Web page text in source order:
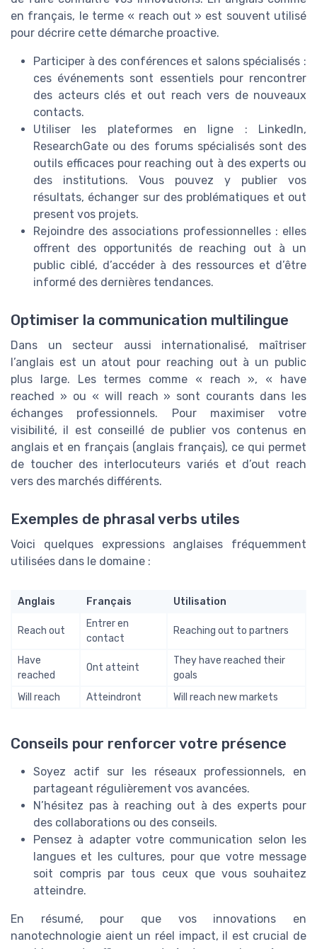
en français, le terme « reach out » est souvent utilisé
pour décrire cette démarche proactive.
Participer à des conférences et salons spécialisés :
ces événements sont essentiels pour rencontrer
des acteurs clés et out reach vers de nouveaux
contacts.
Utiliser les plateformes en ligne : LinkedIn,
ResearchGate ou des forums spécialisés sont des
outils efficaces pour reaching out à des experts ou
des institutions. Vous pouvez y publier vos
résultats, échanger sur des problématiques et out
present vos projets.
Rejoindre des associations professionnelles : elles
offrent des opportunités de reaching out à un
public ciblé, d’accéder à des ressources et d’être
informé des dernières tendances.
Optimiser la communication multilingue
Dans un secteur aussi internationalisé, maîtriser
l’anglais est un atout pour reaching out à un public
plus large. Les termes comme « reach », « have
reached » ou « will reach » sont courants dans les
échanges professionnels. Pour maximiser votre
visibilité, il est conseillé de publier vos contenus en
anglais et en français (anglais français), ce qui permet
de toucher des interlocuteurs variés et d’out reach
vers des marchés différents.
Exemples de phrasal verbs utiles
Voici quelques expressions anglaises fréquemment
utilisées dans le domaine :
Anglais Français Utilisation
Reach out
Entrer en
contact
Reaching out to partners
Have
reached
Ont atteint
They have reached their
goals
Will reach
Atteindront Will reach new markets
Conseils pour renforcer votre présence
Soyez actif sur les réseaux professionnels, en
partageant régulièrement vos avancées.
N’hésitez pas à reaching out à des experts pour
des collaborations ou des conseils.
Pensez à adapter votre communication selon les
langues et les cultures, pour que votre message
soit compris par tous ceux que vous souhaitez
atteindre.
En résumé, pour que vos innovations en
nanotechnologie aient un réel impact, il est crucial de